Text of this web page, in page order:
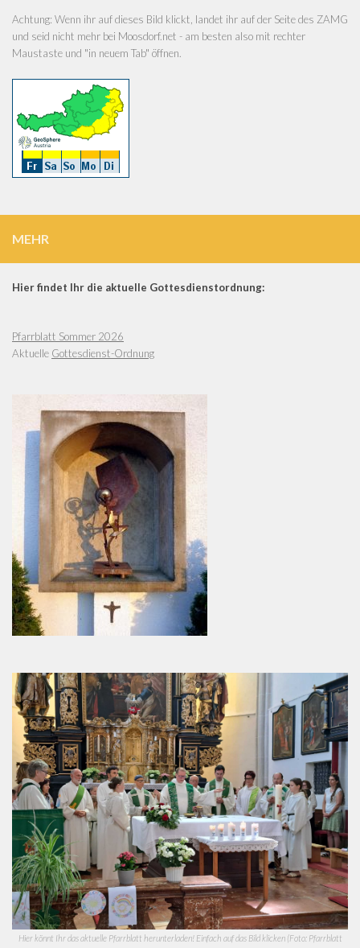
Achtung: Wenn ihr auf dieses Bild klickt, landet ihr auf der Seite des ZAMG
und seid nicht mehr bei Moosdorf.net - am besten also mit rechter
Maustaste und "in neuem Tab" öffnen.
MEHR
Hier findet Ihr die aktuelle Gottesdienstordnung:
Pfarrblatt Sommer 2026
Aktuelle Gottesdienst-Ordnung
Hier könnt Ihr das aktuelle Pfarrblatt herunterladen! Einfach auf das Bild klicken (Foto: Pfarrblatt